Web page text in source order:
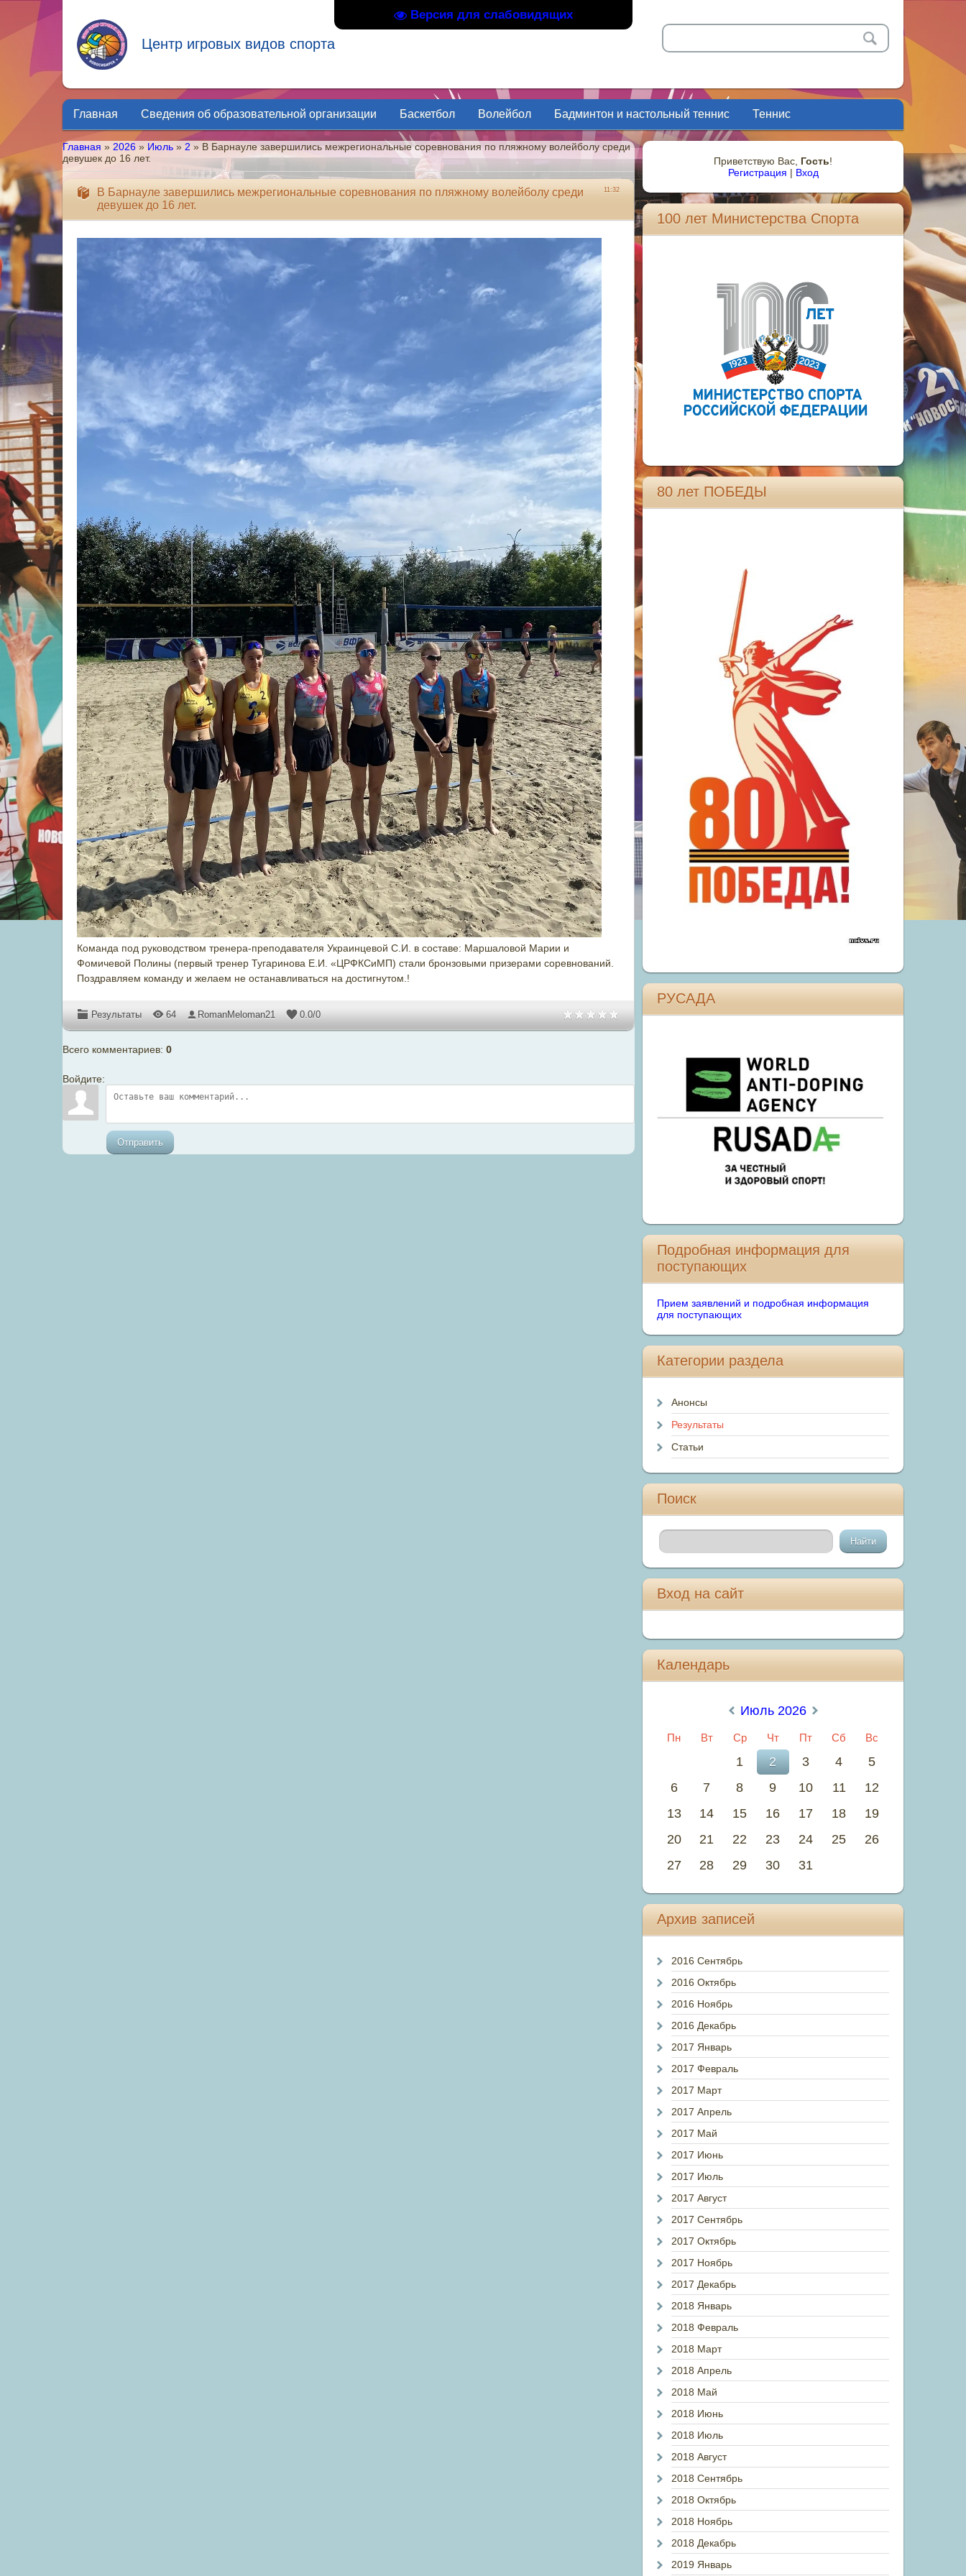
Версия для слабовидящих
Центр игровых видов спорта
Главная Сведения об образовательной организации Баскетбол Волейбол Бадминтон и настольный теннис Теннис
Главная » 2026 » Июль » 2 » В Барнауле завершились межрегиональные соревнования по пляжному волейболу среди
девушек до 16 лет.
11:32
В Барнауле завершились межрегиональные соревнования по пляжному волейболу среди
девушек до 16 лет.
Команда под руководством тренера-преподавателя Украинцевой С.И. в составе: Маршаловой Марии и
Фомичевой Полины (первый тренер Тугаринова Е.И. «ЦРФКСиМП) стали бронзовыми призерами соревнований.
Поздравляем команду и желаем не останавливаться на достигнутом.!
Результаты 64 RomanMeloman21 0.0/0
Всего комментариев: 0
Войдите:
Отправить
Приветствую Вас Гость!
Регистрация | Вход
100 лет Министерства Спорта
80 лет ПОБЕДЫ
РУСАДА
Подробная информация для
поступающих
Прием заявлений и подробная информация
для поступающих
Категории раздела
Анонсы
Результаты
Статьи
Поиск
Вход на сайт
Календарь
«Июль 2026 »
Пн Вт Ср Чт Пт Сб Вс
1 2 3 4
5
6
7 8 9 10 11
12
13
14 15 16 17 18
19
20
21 22 23 24 25
26
27
28 29 30 31
Архив записей
2016 Сентябрь
2016 Октябрь
2016 Ноябрь
2016 Декабрь
2017 Январь
2017 Февраль
2017 Март
2017 Апрель
2017 Май
2017 Июнь
2017 Июль
2017 Август
2017 Сентябрь
2017 Октябрь
2017 Ноябрь
2017 Декабрь
2018 Январь
2018 Февраль
2018 Март
2018 Апрель
2018 Май
2018 Июнь
2018 Июль
2018 Август
2018 Сентябрь
2018 Октябрь
2018 Ноябрь
2018 Декабрь
2019 Январь